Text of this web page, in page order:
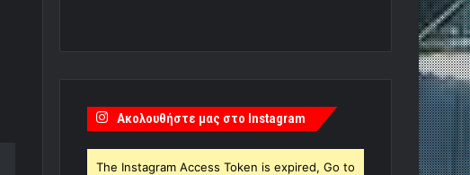
Ακολουθήστε μας στο Instagram
The Instagram Access Token is expired, Go to